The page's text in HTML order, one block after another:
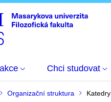
Chci studovat
Organizační struktura Katedry